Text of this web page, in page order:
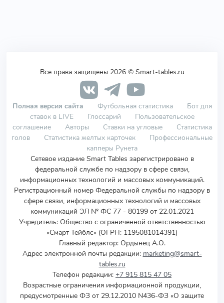
Все права защищены 2026 © Smart-tables.ru
Полная версия сайта Футбольная статистика
Бот для
ставок в LIVE
Глоссарий
Пользовательское
соглашение
Авторы Ставки на угловые
Статистика
голов
Статистика желтых карточек
Профессиональные
капперы Рунета
Сетевое издание Smart Tables зарегистрировано в
федеральной службе по надзору в сфере связи,
информационных технологий и массовых коммуникаций.
Регистрационный номер Федеральной службы по надзору в
сфере связи, информационных технологий и массовых
коммуникаций ЭЛ № ФС 77 - 80199 от 22.01.2021
Учредитель: Общество с ограниченной ответственностью
«Смарт Тейблс» (ОГРН: 1195081014391)
Главный редактор: Ордынец А.О.
Адрес электронной почты редакции: marketing@smart-
tables.ru
Телефон редакции: +7 915 815 47 05
Возрастные ограничения информационной продукции,
предусмотренные ФЗ от 29.12.2010 N436-ФЗ «О защите